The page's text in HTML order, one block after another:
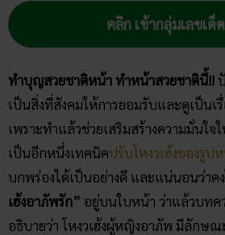
คลิก เข้ากลุ่มเลขเด็
ทำบุญสวยชาติหน้า ทำหน้าสวยชาตินี้!!
เป็นสิ่งที่สังคมให้การยอมรับและดูเป็นเ
เพราะทำแล้วช่วยเสริมสร้างความมั่นใ
เป็นอีกหนึ่งเทคนิคปรับโหงวเฮ้งของรูป
บกพร่องได้เป็นอย่างดี และแน่นอนว่าค
เฮ้ง​อาภัพ​รัก” อยู่บนใบหน้า ว่าแล้วบทค
อธิบายว่า โหงวเฮ้งผู้หญิงอาภัพ มีลักษณ